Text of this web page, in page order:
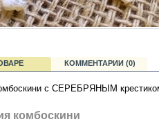
КОММЕНТАРИИ (0)
с СЕРЕБРЯНЫМ
комбоскини